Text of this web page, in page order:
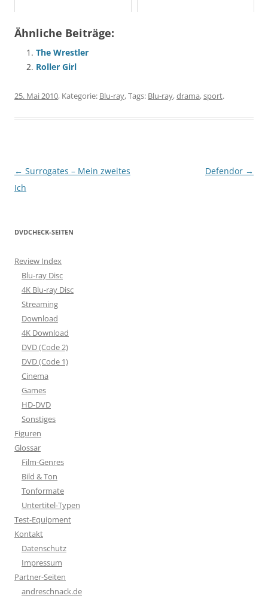
Ähnliche Beiträge:
The Wrestler
Roller Girl
25. Mai 2010, Kategorie: Blu-ray, Tags: Blu-ray,drama,sport.
Beitragsnavigation
← Surrogates – Mein zweites
Ich
Defendor →
DVDCHECK-SEITEN
Review Index
Blu-ray Disc
4K Blu-ray Disc
Streaming
Download
4K Download
DVD (Code 2)
DVD (Code 1)
Cinema
Games
HD-DVD
Sonstiges
Figuren
Glossar
Film-Genres
Bild & Ton
Tonformate
Untertitel-Typen
Test-Equipment
Kontakt
Datenschutz
Impressum
Partner-Seiten
andreschnack.de